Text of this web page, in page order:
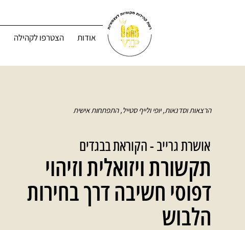
אודות הצטרפו לקהילה
הרצאות וסדנאות, יופי ולייף סטייל, התפתחות אישית
אושרת גרייב - הקוראת בבגדים
תקשורת ויזואלית וזיהוי
דפוסי חשיבה דרך בחירות
הלבוש